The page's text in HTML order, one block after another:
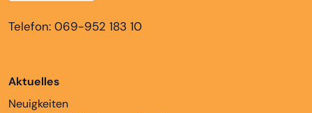
Telefon: 069-952 183 10
Aktuelles
Neuigkeiten